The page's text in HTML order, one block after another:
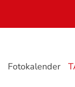
Fotokalender